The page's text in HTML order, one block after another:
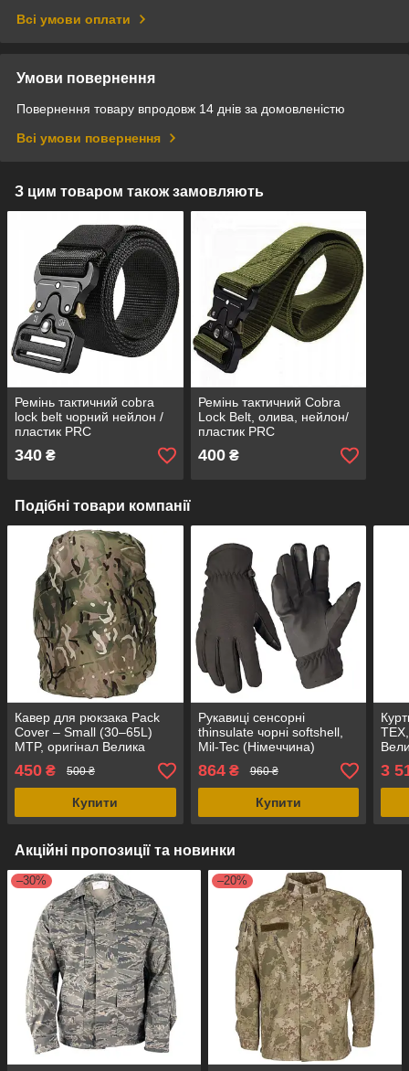
Всі умови оплати
Умови повернення
Повернення товару впродовж 14 днів за домовленістю
Всі умови повернення
З цим товаром також замовляють
Ремінь тактичний cobra
lock belt чорний нейлон /
пластик PRC
340 ₴
Ремінь тактичний Cobra
Lock Belt, олива, нейлон/
пластик PRC
400₴
Подібні товари компанії
Кавер для рюкзака Pack
Cover – Small (30–65L)
MTP, оригінал Велика
450 ₴ 500 ₴
Купити
Рукавиці сенсорні
thinsulate чорні softshell,
Mil-Tec (Німеччина)
864₴ 960 ₴
Купити
3
Акційні пропозиції та новинки
–30% –20%